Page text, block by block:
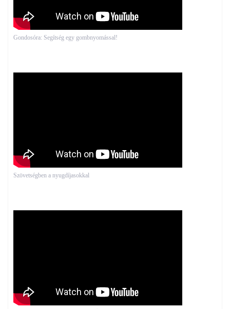
Gondosóra: Segítség egy gombnyomással!
Szövetségben a nyugdíjasokkal